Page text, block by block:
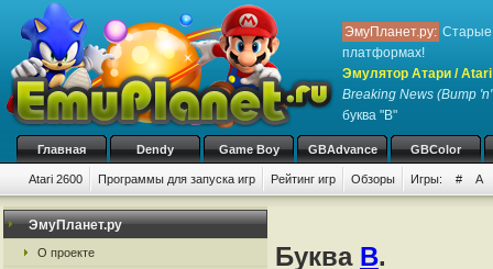
ЭмуПланет.ру: Старые
платформах!
Эмулятор Атари /
Breaking News (Bump
буква "B"
Главная Dendy Game Boy GBAdvance GBColor
Atari 2600 Программы для запуска игр Рейтинг игр Обзоры Игры: # A
ЭмуПланет.ру
О проекте Буква B.